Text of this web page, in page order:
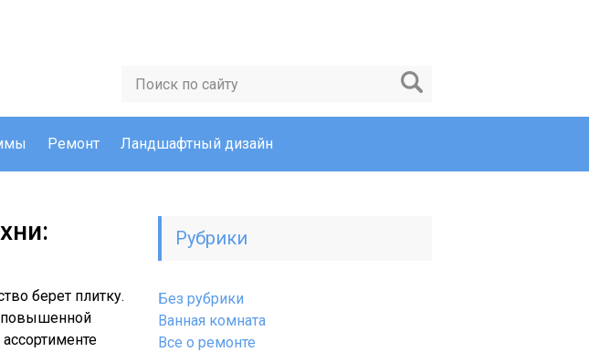
Ремонт Ландшафтный дизайн
берет плитку.
повышенной
Рубрики
Без рубрики
Ванная комната
Все о ремонте